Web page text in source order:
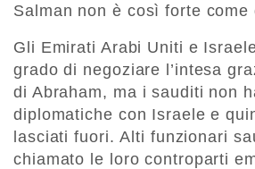
Salman non è così forte come
Gli Emirati Arabi Uniti e
grado di negoziare l’intesa
di Abraham, ma i sauditi non
diplomatiche con Israele e
lasciati fuori. Alti funzionari
chiamato le loro controparti